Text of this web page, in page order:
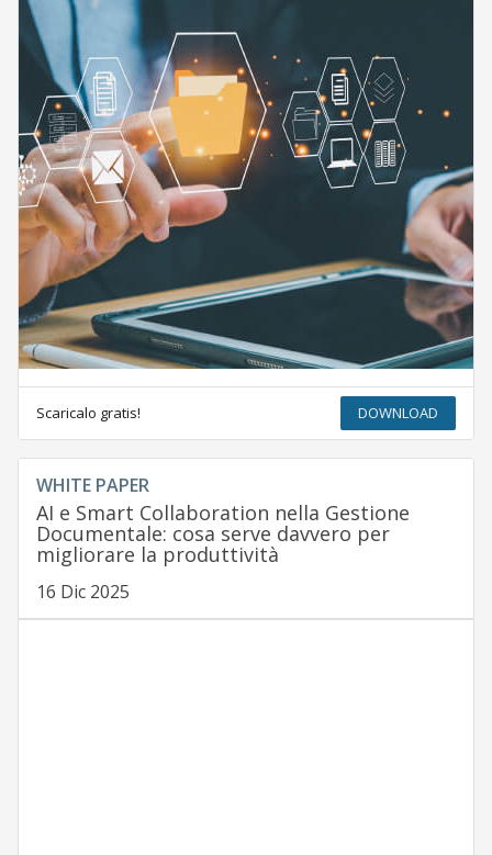
Scaricalo gratis! DOWNLOAD
WHITE PAPER
AI e Smart Collaboration nella Gestione
Documentale: cosa serve davvero per
migliorare la produttività
16 Dic 2025